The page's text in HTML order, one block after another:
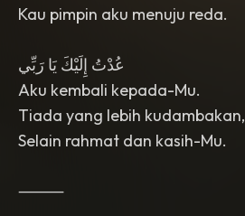
Kau pimpin aku menuju reda.
عُدْتُ إِلَيْكَ يَا رَبِّي
Aku kembali kepada-Mu.
Tiada yang lebih kudambakan,
Selain rahmat dan kasih-Mu.
⸻